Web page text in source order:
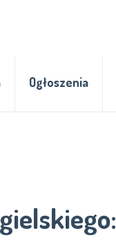
Ogłoszenia